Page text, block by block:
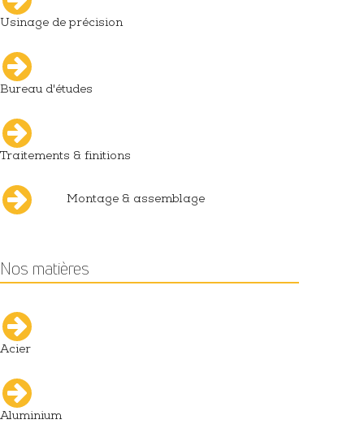
Usinage de précision
Bureau d'études
Traitements & finitions
Montage & assemblage
Nos matières
Acier
Aluminium